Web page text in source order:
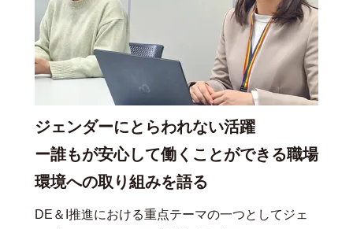
ジェンダーにとらわれない活躍
ー誰もが安心して働くことができる職場
環境への取り組みを語る
DE＆I推進における重点テーマの一つとしてジェ